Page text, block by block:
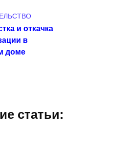
и откачка
в
доме
статьи: